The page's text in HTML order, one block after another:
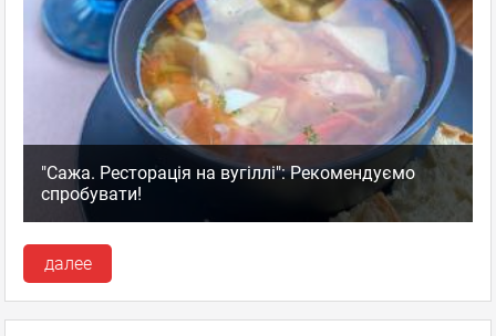
"Сажа. Ресторація на вугіллі": Рекомендуємо
спробувати!
далее